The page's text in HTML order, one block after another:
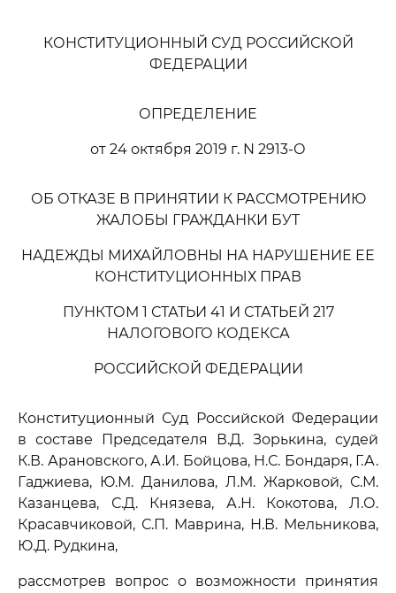
КОНСТИТУЦИОННЫЙ СУД РОССИЙСКОЙ
ФЕДЕРАЦИИ
ОПРЕДЕЛЕНИЕ
от 24 октября 2019 г. N 2913-О
ОБ ОТКАЗЕ В ПРИНЯТИИ К РАССМОТРЕНИЮ
ЖАЛОБЫ ГРАЖДАНКИ БУТ
НАДЕЖДЫ МИХАЙЛОВНЫ НА НАРУШЕНИЕ ЕЕ
КОНСТИТУЦИОННЫХ ПРАВ
ПУНКТОМ 1 СТАТЬИ 41 И СТАТЬЕЙ 217
НАЛОГОВОГО КОДЕКСА
РОССИЙСКОЙ ФЕДЕРАЦИИ
Конституционный Суд Российской Федерации
в составе Председателя В.Д. Зорькина, судей
К.В. Арановского, А.И. Бойцова, Н.С. Бондаря, Г.А.
Гаджиева, Ю.М. Данилова, Л.М. Жарковой, С.М.
Казанцева, С.Д. Князева, А.Н. Кокотова, Л.О.
Красавчиковой, С.П. Маврина, Н.В. Мельникова,
Ю.Д. Рудкина,
рассмотрев вопрос о возможности принятия